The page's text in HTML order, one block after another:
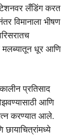
लँडिंग करत
विमानाला भीषण
धूर आणि
प्रतिसाद
आणि
करण्यात आले.